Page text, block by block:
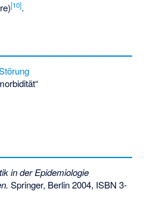
[10].
in der Epidemiologie
Springer, Berlin 2004, ISBN 3-